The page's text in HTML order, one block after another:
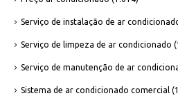
Serviço de instalação de ar
Serviço de limpeza de ar condicionado
Serviço de manutenção de ar
Sistema de ar condicionado comercial